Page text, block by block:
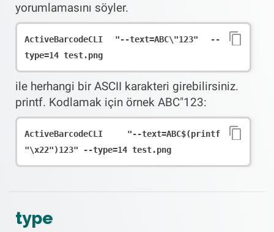
yorumlamasını söyler.
ActiveBarcodeCLI "--text=ABC\"123" --
type=14 test.png
ile herhangi bir ASCII karakteri girebilirsiniz.
printf. Kodlamak için örnek ABC"123:
ActiveBarcodeCLI "--text=ABC$(printf
"\x22")123" --type=14 test.png
type